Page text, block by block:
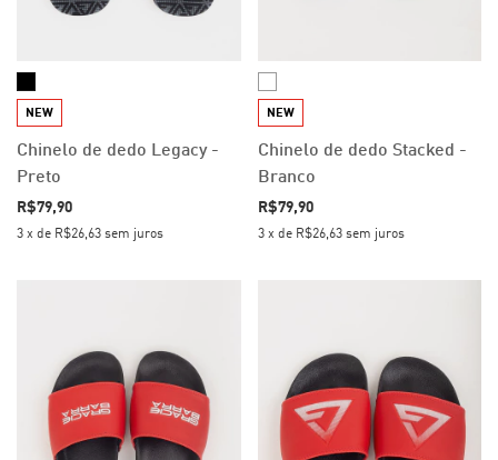
NEW
Chinelo de dedo Legacy -
Preto
R$79,90
3 x de R$26,63 sem juros
NEW
Chinelo de dedo Stacked -
Branco
R$79,90
3 x de R$26,63 sem juros